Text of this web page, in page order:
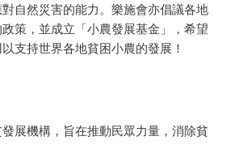
自然災害的能力。樂施會亦倡議各地
策，並成立「小農發展基金」，希望
支持世界各地貧困小農的發展！
展機構，旨在推動民眾力量，消除貧